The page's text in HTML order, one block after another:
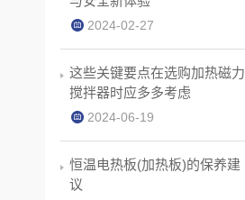
2024-02-27
这些关键要点在选购加热磁力
搅拌器时应多多考虑
2024-06-19
恒温电热板(加热板)的保养建
议